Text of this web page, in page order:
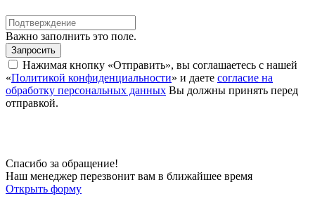
Важно заполнить это поле.
Запросить
Нажимая кнопку «Отправить», вы соглашаетесь с нашей
«Политикой конфиденциальности» и даете согласие на
обработку персональных данных Вы должны принять перед
отправкой.
Спасибо за обращение!
Наш менеджер перезвонит вам в ближайшее время
Открыть форму